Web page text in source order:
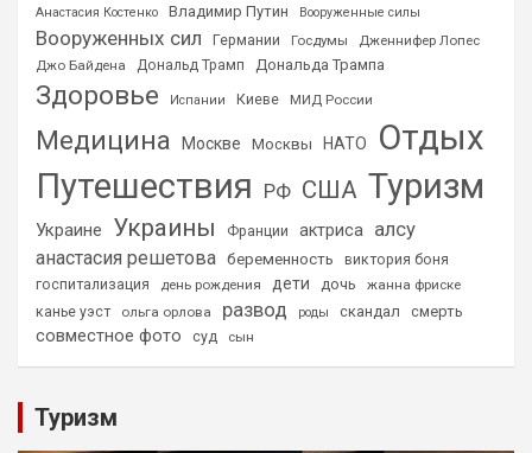
Анастасия Костенко Владимир Путин Вооруженные силы
Вооруженных сил Германии Госдумы
Дженнифер Лопес
Джо Байдена
Дональд Трамп Дональда Трампа
Здоровье Испании Киеве МИД России
Медицина Москве Москвы НАТО
Отдых
Путешествия РФ США Туризм
Украине Украины Франции актриса алсу
анастасия решетова беременность
виктория боня
госпитализация
день рождения дети дочь
жанна фриске
канье уэст
ольга орлова развод роды скандал смерть
совместное фото суд сын
Туризм